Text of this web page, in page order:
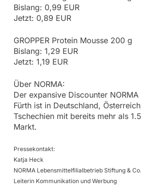
Bislang: 0,99 EUR
Jetzt: 0,89 EUR
GROPPER Protein Mousse 200 g
Bislang: 1,29 EUR
Jetzt: 1,19 EUR
Über NORMA:
Der expansive Discounter
Fürth ist in Deutschland,
Tschechien mit bereits mehr als
Markt.
Pressekontakt:
Katja Heck
NORMA Lebensmittelfilialbetrieb Stiftung &
Leiterin Kommunikation und Werbung